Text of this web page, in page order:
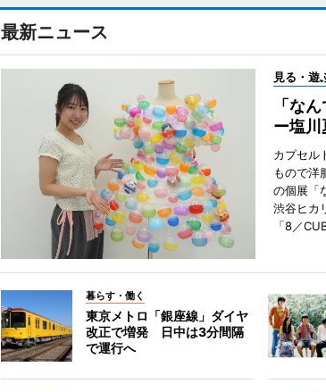
最新ニュース
見る・遊
「な
ー塩
カプセル
もので洋
の個展「
渋谷ヒカ
「8／
暮らす・働く
東京メトロ「銀座線」ダイヤ
改正で増発 日中は3分間隔
で運行へ